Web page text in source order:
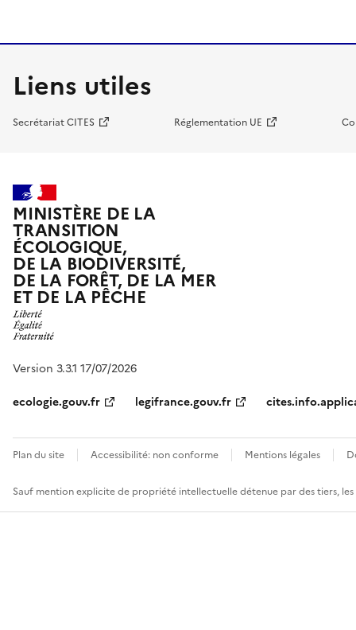
Liens utiles
Secrétariat CITES Réglementation UE
MINISTÈRE DE LA
TRANSITION
ÉCOLOGIQUE,
DE LA BIODIVERSITÉ,
DE LA FORÊT, DE LA MER
ET DE LA PÊCHE
Version 3.3.1 17/07/2026
ecologie.gouv.fr
legifrance.gouv.fr
Plan du site Accessibilité: non conforme Mentions légales
Sauf mention explicite de propriété intellectuelle détenue par des tiers,